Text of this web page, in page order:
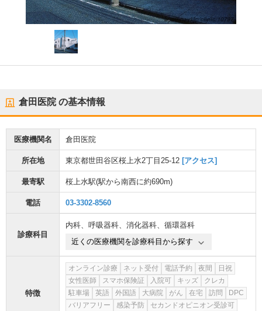
倉田医院の基本情報
医療機関名 倉田医院
所在地 東京都世田谷区桜上水2丁目25-12 [アクセス]
最寄駅 桜上水駅(駅から南西に約690m)
電話 03-3302-8560
診療科目
内科、 呼吸器科、 消化器科、 循環器科
近くの医療機関を診療科目から探す
特徴
オンライン診療 ネット受付 電話予約 夜間
日祝
女性医師
スマホ保険証 入院可 キッズ
クレカ
駐車場
英語 外国語 大病院 がん 在宅 訪問
DPC
バリアフリー
感染予防
セカンドオピニオン受診可